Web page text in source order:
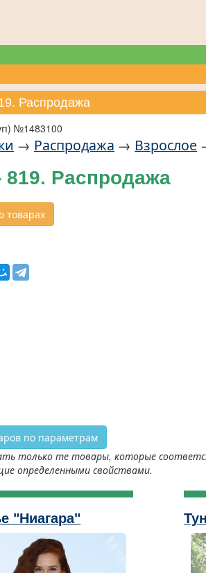
Распродажа
№1483100
→ Распродажа → Взрослое
819. Распродажа
по параметрам
только те товары, которые
определенными свойствами.
"Ниагара"